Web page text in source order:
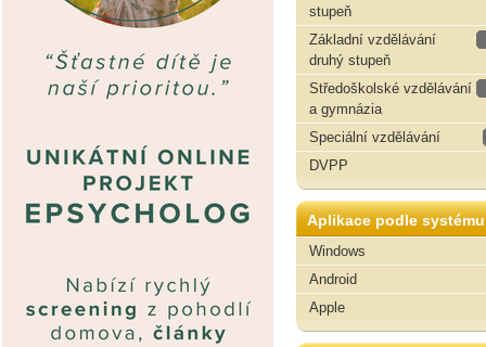
stupeň
Základní vzdělávání
druhý stupeň
Středoškolské vzdělávání
a gymnázia
Speciální vzdělávání
DVPP
Aplikace podle systému
Windows
Android
Apple